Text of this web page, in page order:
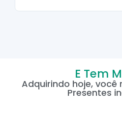
E Tem
Adquirindo hoje, você
Presentes